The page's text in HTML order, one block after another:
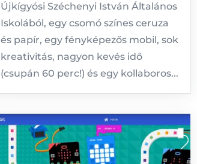
Újkígyósi Széchenyi István Általános
Iskolából, egy csomó színes ceruza
és papír, egy fényképezős mobil, sok
kreativitás, nagyon kevés idő
(csupán 60 perc!) és egy kollaboros...